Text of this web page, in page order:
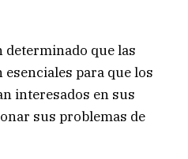
determinado quelas
para que los
interesados en sus
sus problemas de